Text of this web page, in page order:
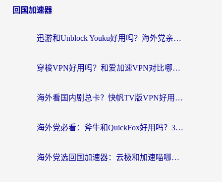
回国加速器
迅游和Unblock Youku好用吗？海外党亲测：3个维度教你选对回国加速器
穿梭VPN好用吗？和爱加速VPN对比哪个回国效果更好？海外党必看的实用指南
海外看国内剧总卡？快帆TV版VPN好用吗？和海牛VPN对比哪个回国效果更好？
海外党必看：斧牛和QuickFox好用吗？3步选对回国加速器，无缝刷国内剧玩游戏
海外党选回国加速器：云极和加速喵哪个好？附3款热门工具实测对比